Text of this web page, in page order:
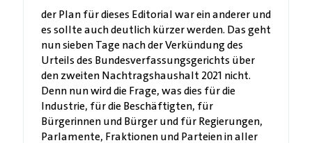
der Plan für dieses Editorial war ein anderer und
es sollte auch deutlich kürzer werden. Das geht
nun sieben Tage nach der Verkündung des
Urteils des Bundesverfassungsgerichts über
den zweiten Nachtragshaushalt 2021 nicht.
Denn nun wird die Frage, was dies für die
Industrie, für die Beschäftigten, für
Bürgerinnen und Bürger und für Regierungen,
Parlamente, Fraktionen und Parteien in aller